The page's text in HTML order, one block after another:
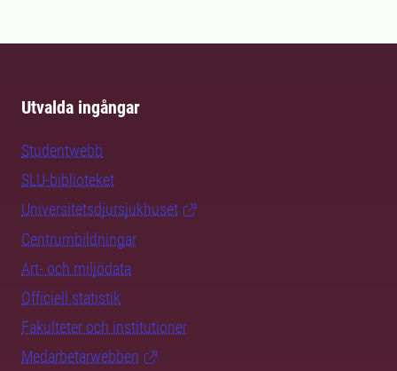
Utvalda ingångar
Studentwebb
SLU-biblioteket
Universitetsdjursjukhuset
Centrumbildningar
Art- och miljödata
Officiell statistik
Fakulteter och institutioner
Medarbetarwebben